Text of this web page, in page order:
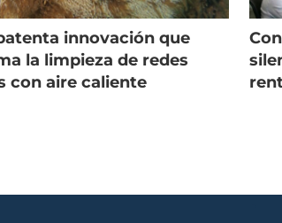
innovación que
la limpieza de redes
con aire caliente